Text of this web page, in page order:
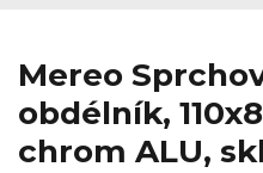
Mereo
obdélník,
chrom ALU,